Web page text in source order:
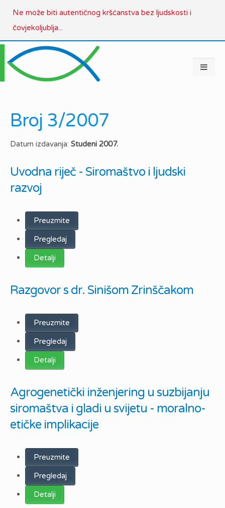
Ne može biti autentičnog kršćanstva bez ljudskosti i
čovjekoljublja...
Broj 3/2007
Datum izdavanja: Studeni 2007.
Uvodna riječ - Siromaštvo i ljudski
razvoj
Preuzmite
Pregledaj
Detalji
Razgovor s dr. Sinišom Zrinščakom
Preuzmite
Pregledaj
Detalji
Agrogenetički inženjering u suzbijanju
siromaštva i gladi u svijetu - moralno-
etičke implikacije
Preuzmite
Pregledaj
Detalji